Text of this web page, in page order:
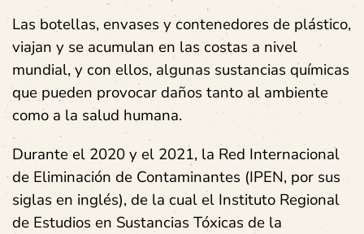
Las botellas, envases y contenedores de plástico,
viajan y se acumulan en las costas a nivel
mundial, y con ellos, algunas sustancias químicas
que pueden provocar daños tanto al ambiente
como a la salud humana.
Durante el 2020 y el 2021, la Red Internacional
de Eliminación de Contaminantes (IPEN, por sus
siglas en inglés), de la cual el Instituto Regional
de Estudios en Sustancias Tóxicas de la